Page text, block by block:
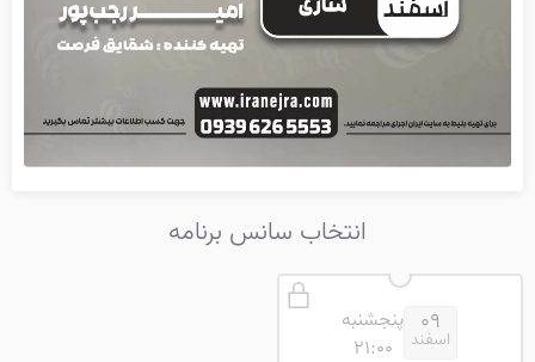
انتخاب سانس برنامه
09
اسفند
پنجشنبه
21:00